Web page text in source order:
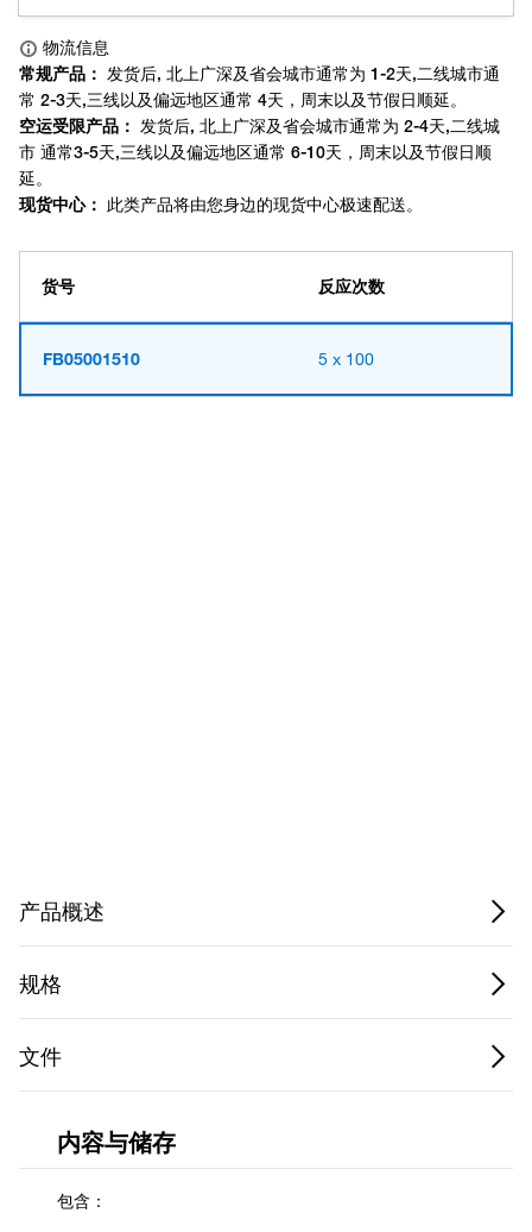
货号 反应次数
FB05001510 5 x 100
产品概述
规格
文件
内容与储存
包含：